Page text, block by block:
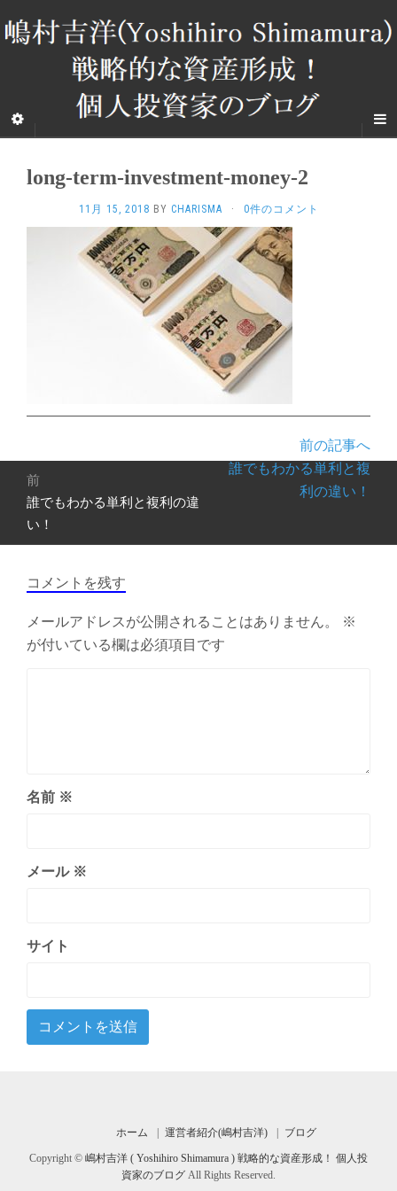
long-term-investment-money-2
11月 15, 2018 BY CHARISMA · 0件のコメント
前の記事へ
誰でもわかる単利と複
利の違い！
前
前
の
投
誰でもわかる単利と複利の違
い！
コメントを残す
メールアドレスが公開されることはありません。
※
が付いている欄は必須項目です
名前 ※
メール ※
サイト
ホーム 運営者紹介(嶋村吉洋) ブログ
Copyright © 嶋村吉洋 ( Yoshihiro Shimamura ) 戦略的な資産形成！ 個人投
資家のブログ All Rights Reserved.